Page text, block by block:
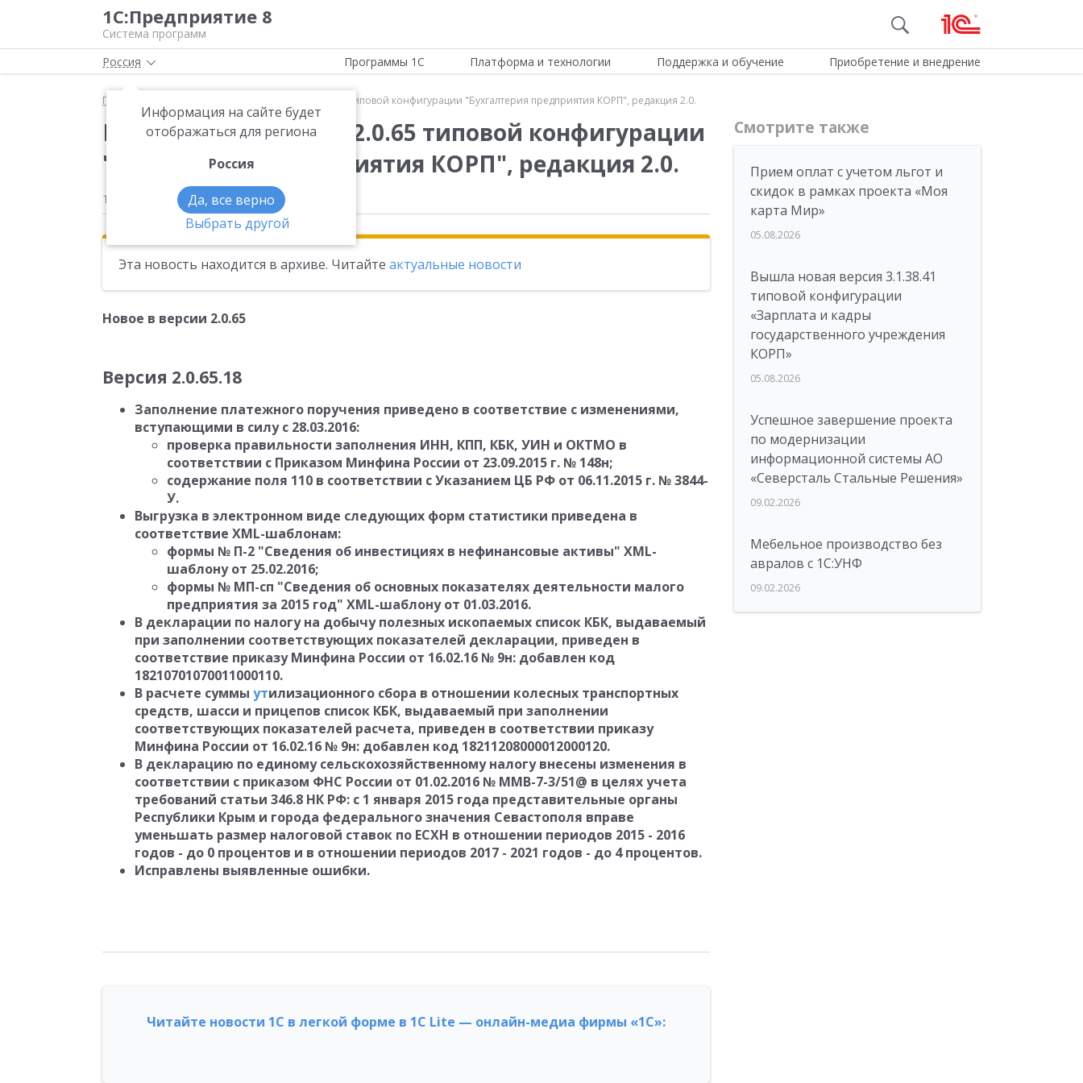
1С:Предприятие 8
Система программ
Россия
Информация на сайте будет
отображаться для региона
Россия
Да, все верно
Выбрать другой
Программы 1С Платформа и технологии Поддержка и обучение Приобретение и внедрение
Главная Вышла новая версия 2.0.65 типовой конфигурации "Бухгалтерия предприятия КОРП", редакция 2.0.
Вышла новая версия 2.0.65 типовой конфигурации
"Бухгалтерия предприятия КОРП", редакция 2.0.
16.03.2016
Эта новость находится в архиве. Читайте актуальные новости
Новое в версии 2.0.65
Версия 2.0.65.18
Заполнение платежного поручения приведено в соответствие с изменениями,
вступающими в силу с 28.03.2016:
проверка правильности заполнения ИНН, КПП, КБК, УИН и ОКТМО в
соответствии с Приказом Минфина России от 23.09.2015 г. № 148н;
содержание поля 110 в соответствии с Указанием ЦБ РФ от 06.11.2015 г. № 3844-
У.
Выгрузка в электронном виде следующих форм статистики приведена в
соответствие XML-шаблонам:
формы № П-2 "Сведения об инвестициях в нефинансовые активы" XML-
шаблону от 25.02.2016;
формы № МП-сп "Сведения об основных показателях деятельности малого
предприятия за 2015 год" XML-шаблону от 01.03.2016.
В декларации по налогу на добычу полезных ископаемых список КБК, выдаваемый
при заполнении соответствующих показателей декларации, приведен в
соответствие приказу Минфина России от 16.02.16 № 9н: добавлен код
18210701070011000110.
В расчете суммы утилизационного сбора в отношении колесных транспортных
средств, шасси и прицепов список КБК, выдаваемый при заполнении
соответствующих показателей расчета, приведен в соответствии приказу
Минфина России от 16.02.16 № 9н: добавлен код 18211208000012000120.
В декларацию по единому сельскохозяйственному налогу внесены изменения в
соответствии с приказом ФНС России от 01.02.2016 № ММВ-7-3/51@ в целях учета
требований статьи 346.8 НК РФ: с 1 января 2015 года представительные органы
Республики Крым и города федерального значения Севастополя вправе
уменьшать размер налоговой ставок по ЕСХН в отношении периодов 2015 - 2016
годов - до 0 процентов и в отношении периодов 2017 - 2021 годов - до 4 процентов.
Исправлены выявленные ошибки.
Читайте новости 1С в легкой форме в 1С Lite — онлайн-медиа фирмы «1С»:
Смотрите также
Прием оплат с учетом льгот и
скидок в рамках проекта «Моя
карта Мир»
05.08.2026
Вышла новая версия 3.1.38.41
типовой конфигурации
«Зарплата и кадры
государственного учреждения
КОРП»
05.08.2026
Успешное завершение проекта
по модернизации
информационной системы АО
«Северсталь Стальные Решения»
09.02.2026
Мебельное производство без
авралов с 1С:УНФ
09.02.2026